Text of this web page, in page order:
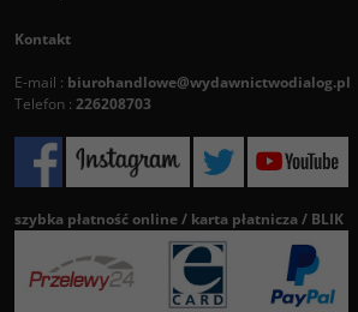
Kontakt
E-mail : biurohandlowe@wydawnictwodialog.pl
Telefon : 226208703
szybka płatność online / karta płatnicza / BLIK